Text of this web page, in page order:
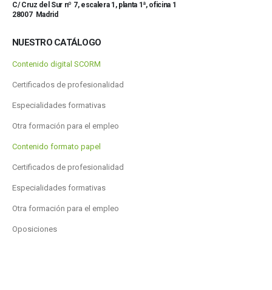
C/ Cruz del Sur nº 7, escalera 1, planta 1ª, oficina 1
28007 Madrid
NUESTRO CATÁLOGO
Contenido digital SCORM
Certificados de profesionalidad
Especialidades formativas
Otra formación para el empleo
Contenido formato papel
Certificados de profesionalidad
Especialidades formativas
Otra formación para el empleo
Oposiciones